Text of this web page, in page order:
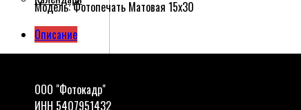
листовые
Модель:Фотопечать Матовая 15x30
Описание
ООО "Фотокадр"
ИНН 5407951432